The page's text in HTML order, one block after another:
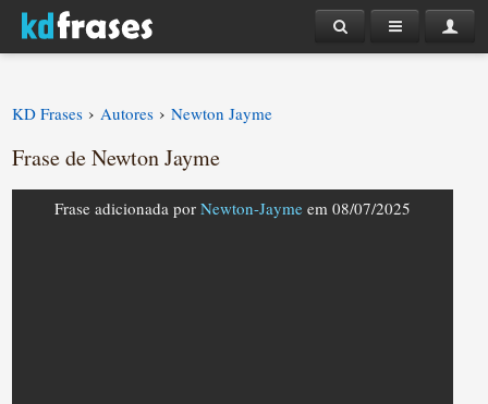
KD Frases › Autores › Newton Jayme
Frase de Newton Jayme
Frase adicionada por Newton-Jaymeem 08/07/2025